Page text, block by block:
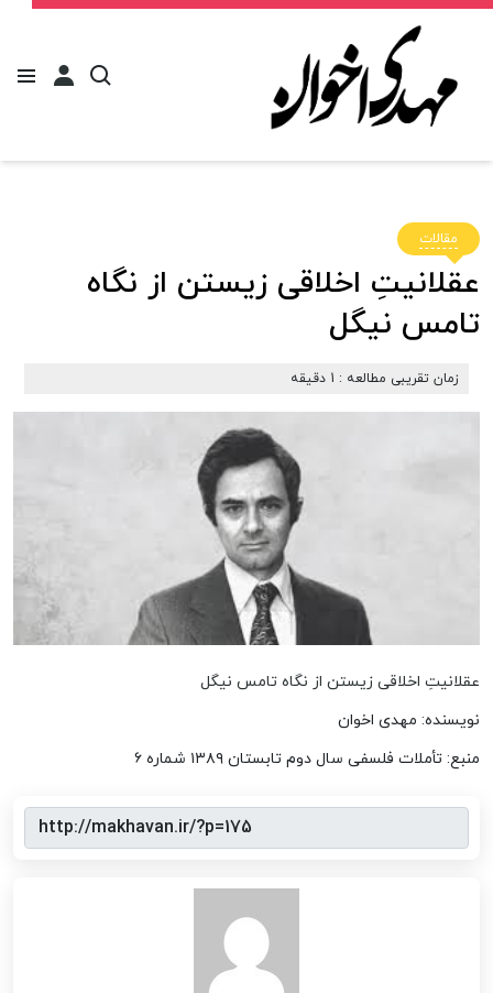
مقالات
عقلانیتِ اخلاقی زیستن از نگاه
تامس نیگل
زمان تقریبی مطالعه : 1 دقیقه
عقلانیتِ اخلاقی زیستن از نگاه تامس نیگل
نویسنده: مهدی اخوان
منبع: تأملات فلسفی سال دوم تابستان ۱۳۸۹ شماره ۶